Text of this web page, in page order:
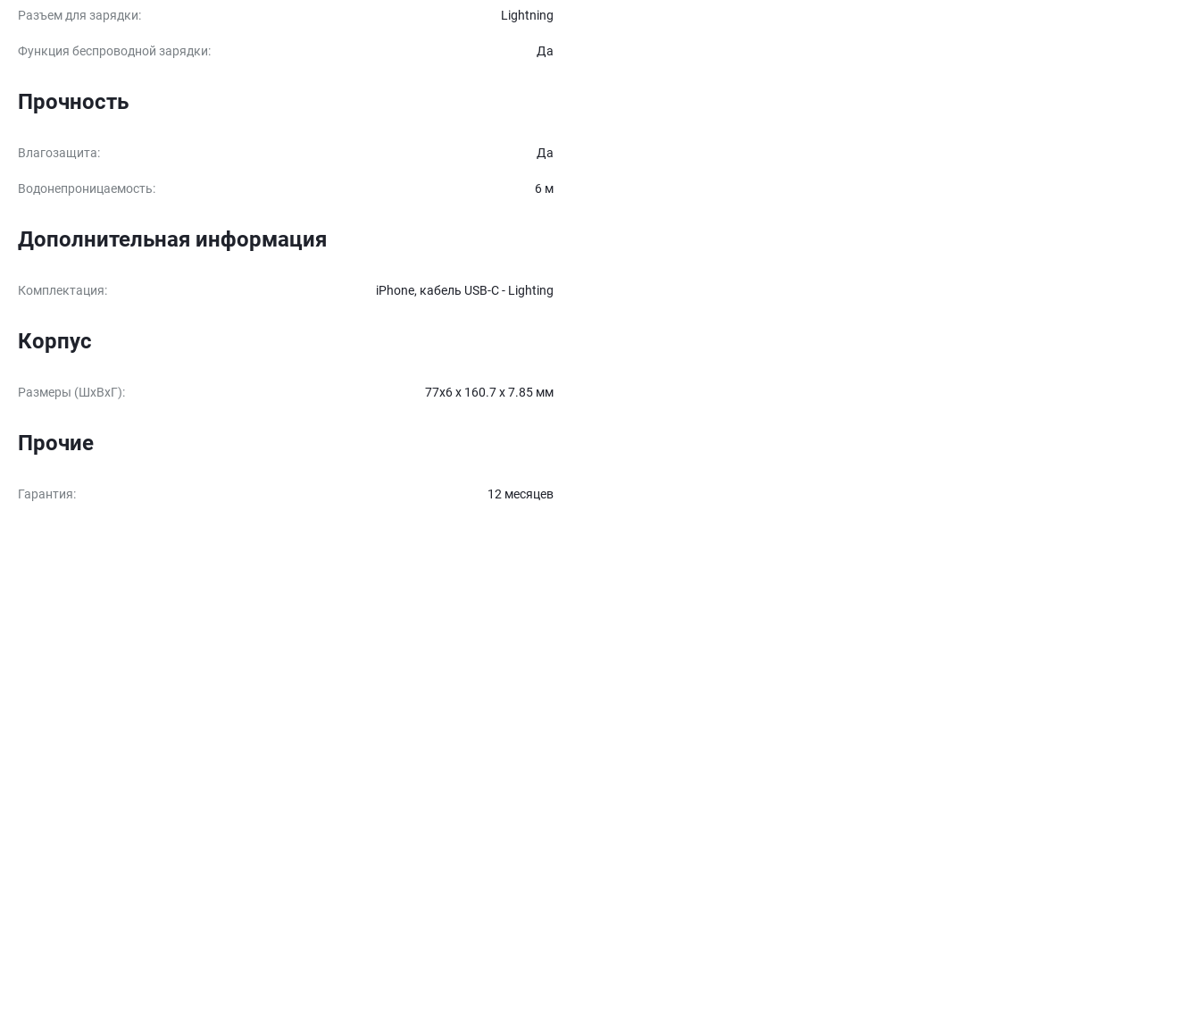
Разъем для зарядки: Lightning
Функция беспроводной зарядки: Да
Прочность
Влагозащита: Да
Водонепроницаемость: 6 м
Дополнительная информация
Комплектация: iPhone, кабель USB-C - Lighting
Корпус
Размеры (ШxВxГ): 77x6 x 160.7 x 7.85 мм
Прочие
Гарантия: 12 месяцев